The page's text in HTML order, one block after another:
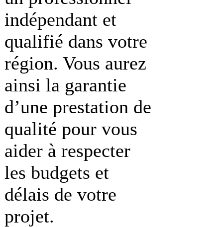
indépendant et
qualifié dans votre
région. Vous aurez
ainsi la garantie
d’une prestation de
qualité pour vous
aider à respecter
les budgets et
délais de votre
projet.